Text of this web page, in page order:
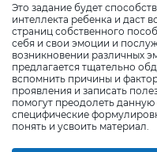
Это задание будет
интеллекта ребенка и даст
страниц собственного
себя и свои эмоции и
возникновении различных
предлагается тщательно
вспомнить причины и
проявления и записать
помогут преодолеть
специфические
понять и усвоить материал.